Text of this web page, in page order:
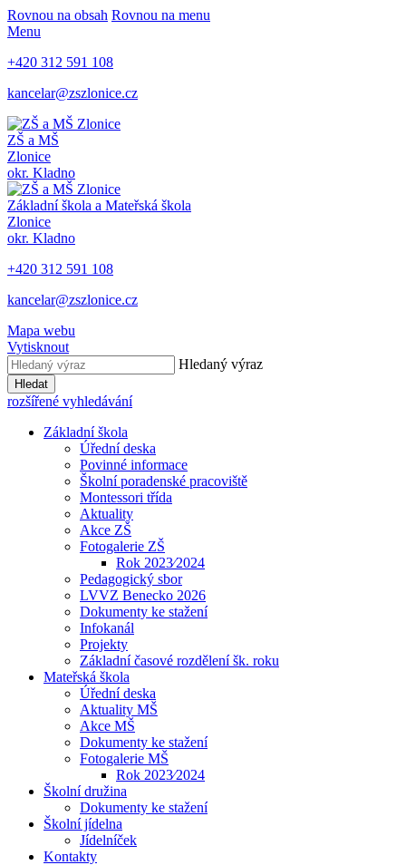
Rovnou na obsah Rovnou na menu
Menu
+420 312 591 108
kancelar@zszlonice.cz
ZŠ a MŠ
Zlonice
okr. Kladno
Základní škola a Mateřská škola
Zlonice
okr. Kladno
+420 312 591 108
kancelar@zszlonice.cz
Mapa webu
Vytisknout
Hledaný výraz
Hledat
rozšířené vyhledávání
Základní škola
Úřední deska
Povinné informace
Školní poradenské pracoviště
Montessori třída
Aktuality
Akce ZŠ
Fotogalerie ZŠ
Rok 2023⁄2024
Pedagogický sbor
LVVZ Benecko 2026
Dokumenty ke stažení
Infokanál
Projekty
Základní časové rozdělení šk. roku
Mateřská škola
Úřední deska
Aktuality MŠ
Akce MŠ
Dokumenty ke stažení
Fotogalerie MŠ
Rok 2023⁄2024
Školní družina
Dokumenty ke stažení
Školní jídelna
Jídelníček
Kontakty